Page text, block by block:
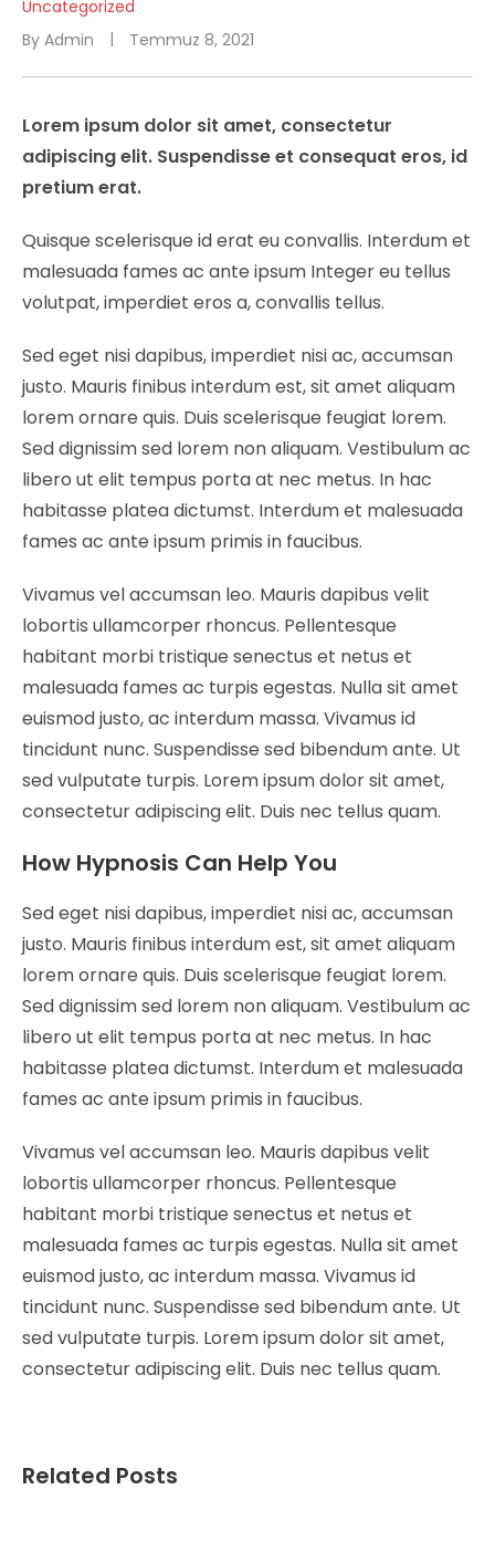
Uncategorized
By Admin Temmuz 8, 2021
Lorem ipsum dolor sit amet, consectetur
adipiscing elit. Suspendisse et consequat eros, id
pretium erat.
Quisque scelerisque id erat eu convallis. Interdum et
malesuada fames ac ante ipsum Integer eu tellus
volutpat, imperdiet eros a, convallis tellus.
Sed eget nisi dapibus, imperdiet nisi ac, accumsan
justo. Mauris finibus interdum est, sit amet aliquam
lorem ornare quis. Duis scelerisque feugiat lorem.
Sed dignissim sed lorem non aliquam. Vestibulum ac
libero ut elit tempus porta at nec metus. In hac
habitasse platea dictumst. Interdum et malesuada
fames ac ante ipsum primis in faucibus.
Vivamus vel accumsan leo. Mauris dapibus velit
lobortis ullamcorper rhoncus. Pellentesque
habitant morbi tristique senectus et netus et
malesuada fames ac turpis egestas. Nulla sit amet
euismod justo, ac interdum massa. Vivamus id
tincidunt nunc. Suspendisse sed bibendum ante. Ut
sed vulputate turpis. Lorem ipsum dolor sit amet,
consectetur adipiscing elit. Duis nec tellus quam.
How Hypnosis Can Help You
Sed eget nisi dapibus, imperdiet nisi ac, accumsan
justo. Mauris finibus interdum est, sit amet aliquam
lorem ornare quis. Duis scelerisque feugiat lorem.
Sed dignissim sed lorem non aliquam. Vestibulum ac
libero ut elit tempus porta at nec metus. In hac
habitasse platea dictumst. Interdum et malesuada
fames ac ante ipsum primis in faucibus.
Vivamus vel accumsan leo. Mauris dapibus velit
lobortis ullamcorper rhoncus. Pellentesque
habitant morbi tristique senectus et netus et
malesuada fames ac turpis egestas. Nulla sit amet
euismod justo, ac interdum massa. Vivamus id
tincidunt nunc. Suspendisse sed bibendum ante. Ut
sed vulputate turpis. Lorem ipsum dolor sit amet,
consectetur adipiscing elit. Duis nec tellus quam.
Related Posts